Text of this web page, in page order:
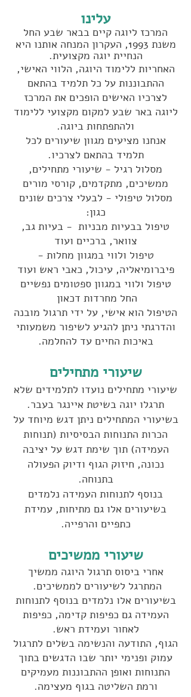
עלינו
המרכז ליוגה קיים בבאר שבע החל
משנת 1993,
העקרון המנחה אותנו היא
הנחיית יוגה מקצועית.
האחריות ללימוד היוגה, הלווי האישי,
ההתבוננות על כל תלמיד בהתאם
לצרכיו האישים הופכים את המרכז
ליוגה באר שבע למקום מקצועי ללימוד
ולהתפתחות ביוגה.
אנחנו מציעים מגוון שיעורים לכל
תלמיד בהתאם לצרכיו.
מסלול רגיל - שיעורי מתחילים,
ממשיכים, מתקדמים, קורסי מורים
מסלול טיפולי - לבעלי צרכים שונים
כגון:
טיפול בבעיות מבניות - בעיות גב,
צוואר, ברכיים ועוד
טיפול ולווי במגוון מחלות -
פיברומיאליה, עיכול, כאבי ראש ועוד
טיפול ולווי במגוון ספטומים נפשיים
החל מחרדות דכאון
הטיפול הוא אישי, על ידי תרגול מובנה
והדרגתי ניתן להגיע לשיפור משמעותי
באיכות החיים עד להחלמה.
שיעורי מתחילים
שיעורי מתחילים נועדו לתלמידים שלא
תרגלו יוגה בשיטת איינגר בעבר.
בשיעורי המתחילים ניתן דגש מיוחד על
הכרות התנוחות הבסיסיות (תנוחות
העמידה) תוך שימת דגש על יציבה
נכונה, חיזוק הגוף ודיוק הפעולה
בתנוחה.
בנוסף לתנוחות העמידה נלמדים
בשיעורים אלו גם מתיחות, עמידת
כתפיים והרפייה.
שיעורי ממשיכים
אחרי ביסוס תרגול היוגה ממשיך
המתרגל לשיעורים לממשיכים.
בשיעורים אלו נלמדים בנוסף לתנוחות
העמידה גם כפיפות קדימה, כפיפות
לאחור ועמידת ראש.
הגוף, התודעה והנשימה בשלים לתרגול
עמוק ופנימי יותר שבו הדגשים בתוך
התנוחות ואופן ההתבוננות מעמיקים
ורמת השליטה בגוף מעצימה.